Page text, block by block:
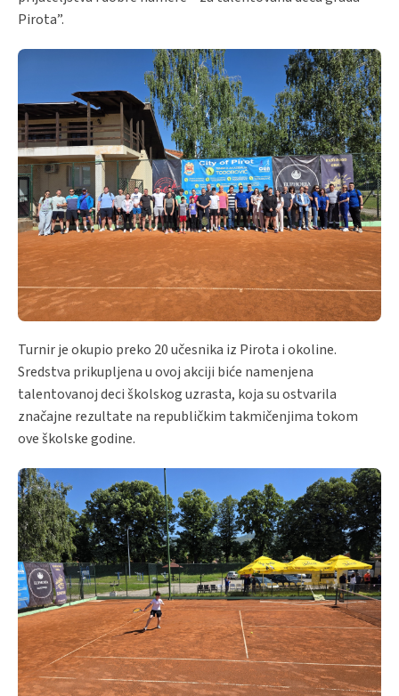
Pirota”.
Turnir je okupio preko 20 učesnika iz Pirota i okoline.
Sredstva prikupljena u ovoj akciji biće namenjena
talentovanoj deci školskog uzrasta, koja su ostvarila
značajne rezultate na republičkim takmičenjima tokom
ove školske godine.